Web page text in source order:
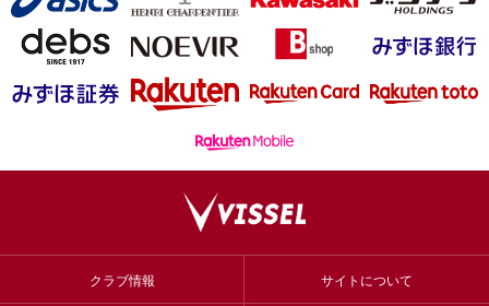
クラブ情報 サイトについて